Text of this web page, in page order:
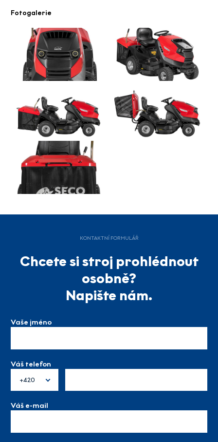
Fotogalerie
KONTAKTNÍ FORMULÁŘ
Chcete si stroj prohlédnout
osobně?
Napište nám.
Vaše jméno
Váš telefon
+420
Váš e-mail